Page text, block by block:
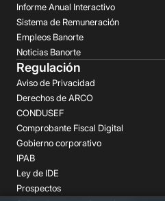
Informe Anual Interactivo
Sistema de Remuneración
Empleos Banorte
Noticias Banorte
Regulación
Aviso de Privacidad
Derechos de ARCO
CONDUSEF
Comprobante Fiscal Digital
Gobierno corporativo
IPAB
Ley de IDE
Prospectos